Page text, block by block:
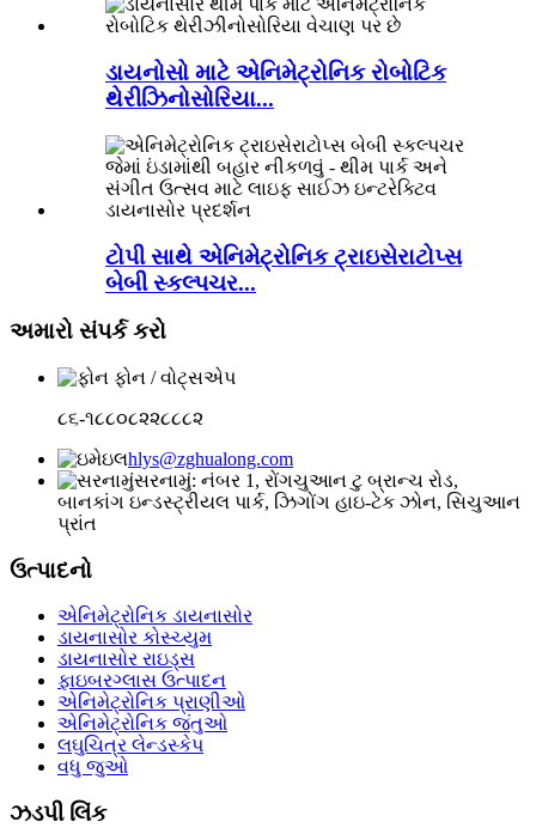
ડાયનોસો માટે એનિમેટ્રોનિક રોબોટિક
થેરીઝિનોસોરિયા...
ટોપી સાથે એનિમેટ્રોનિક ટ્રાઇસેરાટોપ્સ
બેબી સ્કલ્પચર...
અમારો સંપર્ક કરો
ફોન / વોટ્સએપ
૮૬-૧૮૮૦૮૨૨૮૮૮૨
hlys@zghualong.com
સરનામું: નંબર 1, રોંગચુઆન ટુ બ્રાન્ચ રોડ,
બાનકાંગ ઇન્ડસ્ટ્રીયલ પાર્ક, ઝિગોંગ હાઇ-ટેક ઝોન, સિચુઆન
પ્રાંત
ઉત્પાદનો
એનિમેટ્રોનિક ડાયનાસોર
ડાયનાસોર કોસ્ચ્યુમ
ડાયનાસોર રાઇડ્સ
ફાઇબરગ્લાસ ઉત્પાદન
એનિમેટ્રોનિક પ્રાણીઓ
એનિમેટ્રોનિક જંતુઓ
લઘુચિત્ર લેન્ડસ્કેપ
વધુ જુઓ
ઝડપી લિંક